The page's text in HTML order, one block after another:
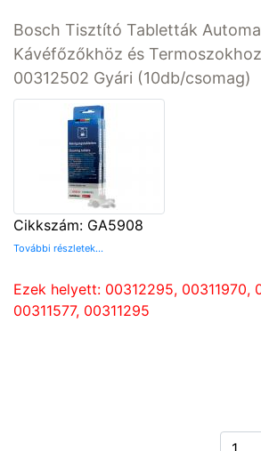
Bosch Tisztító Tabletták
Kávéfőzőkhöz és
00312502 Gyári (10db/csomag)
Cikkszám: GA5908
További részletek...
Ezek helyett: 00312295, 00311970,
00311577, 00311295